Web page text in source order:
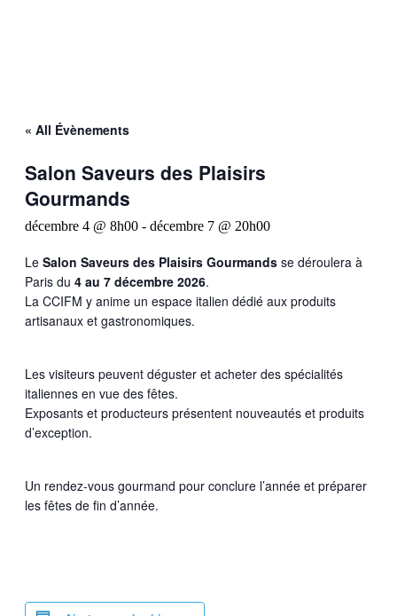
« All Évènements
Salon Saveurs des Plaisirs
Gourmands
décembre 4 @ 8h00 - décembre 7 @ 20h00
Le Salon Saveurs des Plaisirs Gourmands se déroulera à
Paris du 4 au 7 décembre 2026.
La CCIFM y anime un espace italien dédié aux produits
artisanaux et gastronomiques.
Les visiteurs peuvent déguster et acheter des spécialités
italiennes en vue des fêtes.
Exposants et producteurs présentent nouveautés et produits
d’exception.
Un rendez-vous gourmand pour conclure l’année et préparer
les fêtes de fin d’année.